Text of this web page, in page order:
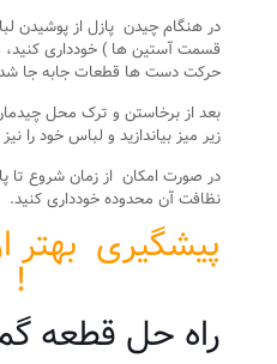
در هنگام چیدن پازل از پوشیدن
قسمت آستین ها ) خودداری
حرکت دست ها قطعات جابه جا
بعد از برخاستن و ترک محل
زیر میز بیاندازید و لباس خود را
در صورت امکان از زمان شروع تا
نظافت آن محدوده خودداری کنید.
پیشگیری بهتر
!
راه حل قطعه